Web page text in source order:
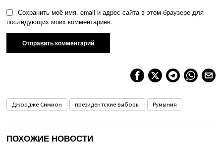
Сохранить моё имя, email и адрес сайта в этом браузере для
последующих моих комментариев.
Джордже Симион президентские выборы Румыния
ПОХОЖИЕ НОВОСТИ